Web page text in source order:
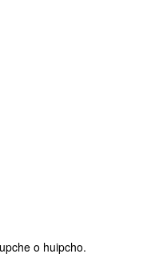
o huipcho.